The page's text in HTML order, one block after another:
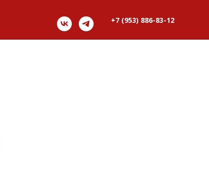
+7 (953) 886-83-12